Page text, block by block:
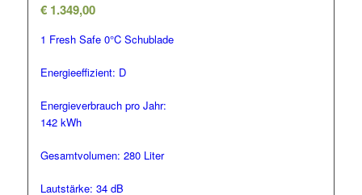
€1.349,00
1 Fresh Safe 0°C Schublade
Energieeffizient: D
Energieverbrauch pro Jahr:
142 kWh
Gesamtvolumen: 280 Liter
Lautstärke: 34 dB